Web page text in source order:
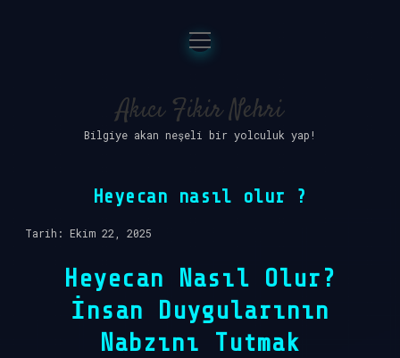
Anasayfa
Gizlilik Politikası
Yasal Uyarı
Hakkımızda
menüyü
aç
Akıcı Fikir Nehri
Bilgiye akan neşeli bir yolculuk yap!
Heyecan nasıl olur ?
Tarih: Ekim 22, 2025
Heyecan Nasıl Olur?
İnsan Duygularının
Nabzını Tutmak